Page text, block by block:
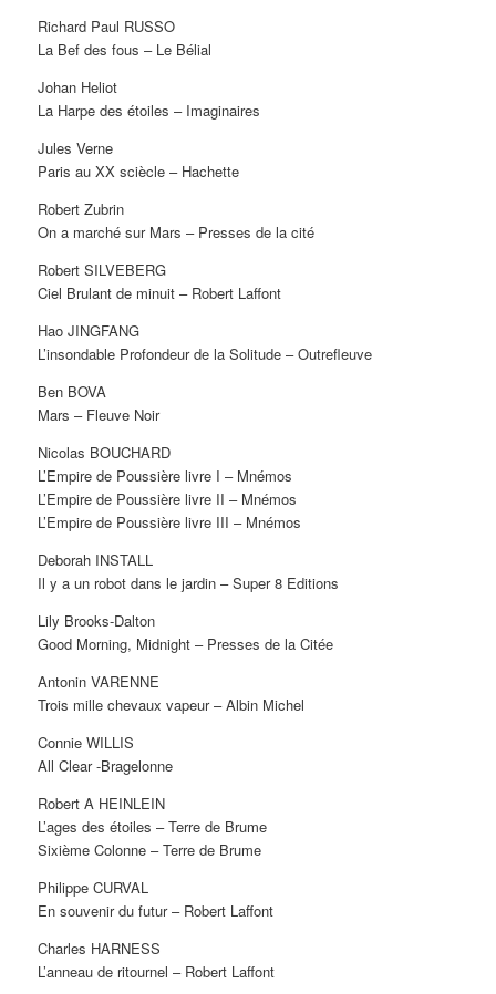
Richard Paul RUSSO
La Bef des fous – Le Bélial
Johan Heliot
La Harpe des étoiles – Imaginaires
Jules Verne
Paris au XX sciècle – Hachette
Robert Zubrin
On a marché sur Mars – Presses de la cité
Robert SILVEBERG
Ciel Brulant de minuit – Robert Laffont
Hao JINGFANG
L’insondable Profondeur de la Solitude – Outrefleuve
Ben BOVA
Mars – Fleuve Noir
Nicolas BOUCHARD
L’Empire de Poussière livre I – Mnémos
L’Empire de Poussière livre II – Mnémos
L’Empire de Poussière livre III – Mnémos
Deborah INSTALL
Il y a un robot dans le jardin – Super 8 Editions
Lily Brooks-Dalton
Good Morning, Midnight – Presses de la Citée
Antonin VARENNE
Trois mille chevaux vapeur – Albin Michel
Connie WILLIS
All Clear -Bragelonne
Robert A HEINLEIN
L’ages des étoiles – Terre de Brume
Sixième Colonne – Terre de Brume
Philippe CURVAL
En souvenir du futur – Robert Laffont
Charles HARNESS
L’anneau de ritournel – Robert Laffont